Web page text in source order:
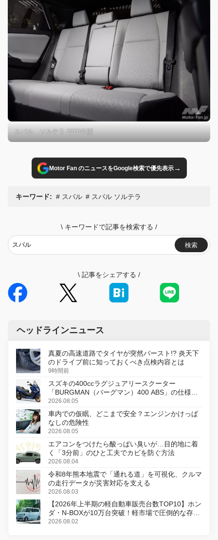
スバル ソルテラ 2026年型
Motor Fan のニュースをGoogle検索で優先表示→
キーワード: スバル スバル ソルテラ
\ キーワードで記事を検索する /
検索
\ 記事をシェアする /
ヘッドラインニュース
真夏の高速道路でタイヤが突然バースト!? 炎天下
のドライブ前に知っておくべき点検内容とは
9時間前
スズキの400ccラグジュアリースクーター
「BURGMAN（バーグマン）400 ABS」の仕様を
変更し、8月18日に発売
2026.08.05
車内での仮眠、どこまで安全？エンジンかけっぱ
なしの危険性
2026.08.05
エアコンをつけたら酸っぱい臭いが…目的地に着
く「3分前」のひと工夫でカビを防ぐ方法
2026.08.04
令和8年熊本地震で「通れる道」を可視化、クルマ
の走行データが災害対応を支える
2026.08.03
【2026年上半期の軽自動車販売台数TOP10】ホン
ダ・N-BOXが10万台突破！軽市場で圧倒的な存在
感
2026.08.02